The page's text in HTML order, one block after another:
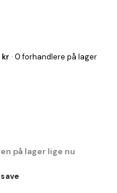
kr · 0 forhandlere på lager
på lager lige nu